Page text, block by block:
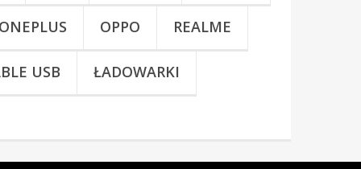
OPPO REALME
USB ŁADOWARKI